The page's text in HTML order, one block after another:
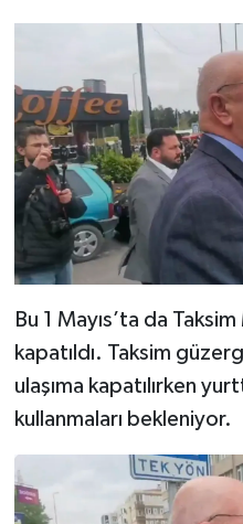
Bu 1 Mayıs’ta da
kapatıldı. Taksim
ulaşıma kapatılırken
kullanmaları bekleniyor.